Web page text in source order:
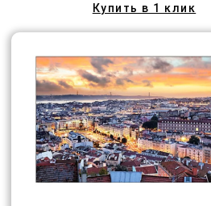
Купить в 1 клик